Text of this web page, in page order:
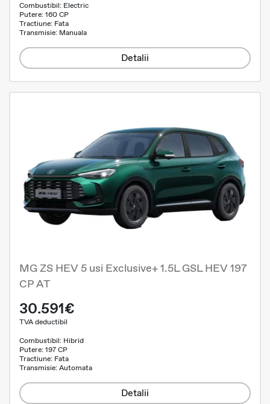
Combustibil: Electric
Putere: 160 CP
Tractiune: Fata
Transmisie: Manuala
Detalii
MG ZS HEV 5 usi Exclusive+ 1.5L GSL HEV 197
CP AT
30.591€
TVA deductibil
Combustibil: Hibrid
Putere: 197 CP
Tractiune: Fata
Transmisie: Automata
Detalii